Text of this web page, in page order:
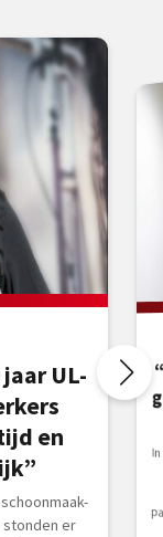
UL-
en
stonden er